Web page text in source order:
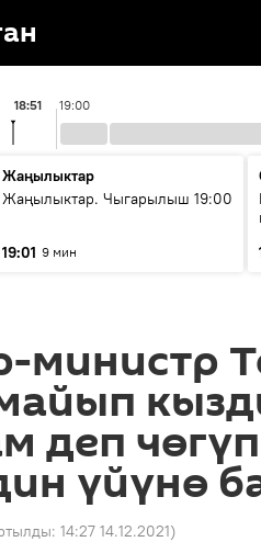
19:00
18:51
Жаңылыктар
Жаңылыктар. Чыгарылыш 19:00
19:01 9 мин
министр
деп
үйүнө
14:27 14.12.2021)